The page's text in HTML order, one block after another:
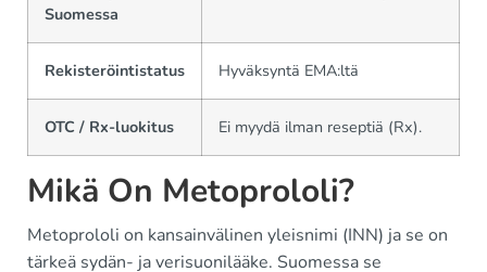
Suomessa
Rekisteröintistatus Hyväksyntä EMA:ltä
OTC / Rx-luokitus Ei myydä ilman reseptiä (Rx).
Mikä On Metoprololi?
Metoprololi on kansainvälinen yleisnimi (INN) ja se on
tärkeä sydän- ja verisuonilääke. Suomessa se